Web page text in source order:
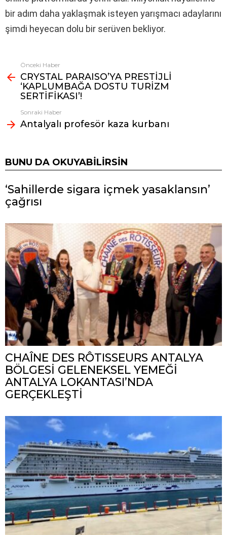
bir adım daha yaklaşmak isteyen yarışmacı adaylarını
şimdi heyecan dolu bir serüven bekliyor.
Fazlasına
bak
Önceki Haber
CRYSTAL PARAISO’YA PRESTİJLİ
‘KAPLUMBAĞA DOSTU TURİZM
SERTİFİKASI’!
Sonraki Haber
Antalyalı profesör kaza kurbanı
BUNU DA OKUYABILIRSIN
‘Sahillerde sigara içmek yasaklansın’
çağrısı
CHAÎNE DES RÔTISSEURS ANTALYA
BÖLGESİ GELENEKSEL YEMEĞİ
ANTALYA LOKANTASI’NDA
GERÇEKLEŞTİ